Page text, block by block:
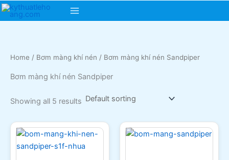
Skip
Main
Home / Bơm màng khí nén / Bơm màng khí nén Sandpiper
Bơm màng khí nén Sandpiper
Showing all 5 results